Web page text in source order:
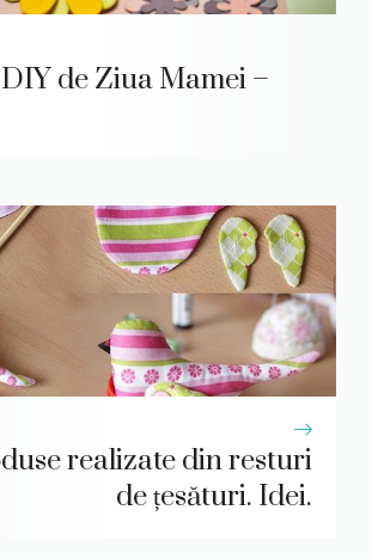
de Ziua Mamei –
realizate din resturi
de țesături. Idei.